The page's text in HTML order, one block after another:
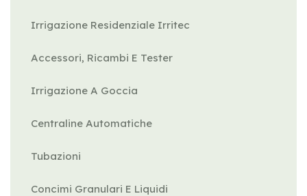
Irrigazione Residenziale Irritec
Accessori, Ricambi E Tester
Irrigazione A Goccia
Centraline Automatiche
Tubazioni
Concimi Granulari E Liquidi